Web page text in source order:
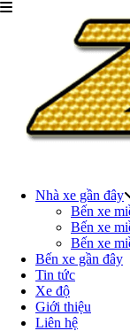
Nhà xe gần đây
Bến xe
Bến xe
Bến xe
Bến xe gần đây
Tin tức
Xe độ
Giới thiệu
Liên hệ